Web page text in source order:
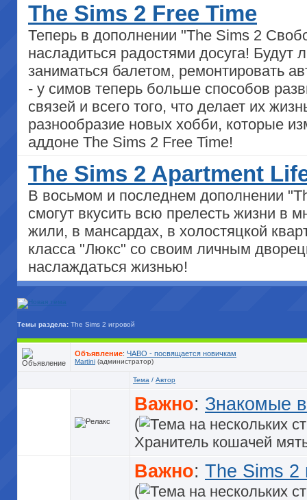
The Sims 2 Free Time
Теперь в дополнении "The Sims 2
насладиться радостями досуга! Будут
заниматься балетом, ремонтировать
- у симов теперь больше способов
связей и всего того, что делает их
разнообразие новых хобби, которые
аддоне The Sims 2 Free Time!
The Sims 2 Apartment
В восьмом и последнем дополнении
смогут вкусить всю прелесть жизни в
жили, в мансардах, в холостяцкой
класса "Люкс" со своим личным
наслаждаться жизнью!
Темы раздела: The Sims 2 игровой
Объявление: ЧАВО - посвящается новичкам
Martini (администратор)
Тема / Автор
Важно: Знакомые
(
Хранитель кошачей
Важно: The Sims 2
(